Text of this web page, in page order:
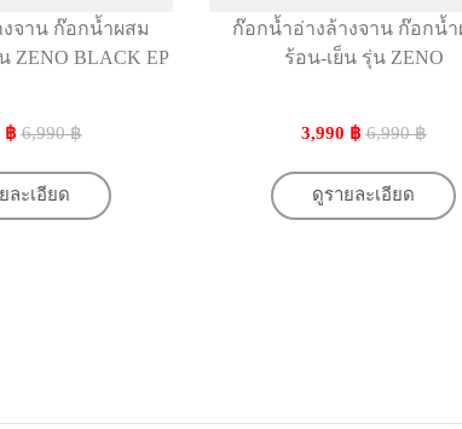
จาน ก๊อกน้ำผสม
ZENO BLACK EP
฿ 6,990 ฿
ละเอียด
ก๊อกน้ำอ่างล้างจาน ก๊อกน้
ร้อน-เย็น รุ่น ZENO
3,990 ฿ 6,990 ฿
ดูรายละเอียด